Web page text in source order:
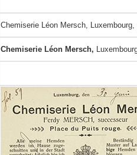
Chemiserie Léon Mersch,
Chemiserie Léon Mersch,